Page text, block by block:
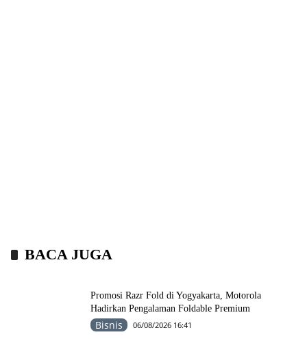
BACA JUGA
Promosi Razr Fold di Yogyakarta, Motorola
Hadirkan Pengalaman Foldable Premium
Bisnis 06/08/2026 16:41